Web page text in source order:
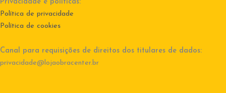
Privacidade e políticas:
Política de privacidade
Política de cookies
Canal para requisições de direitos dos titulares de dados:
privacidade@lojaobracenter.br